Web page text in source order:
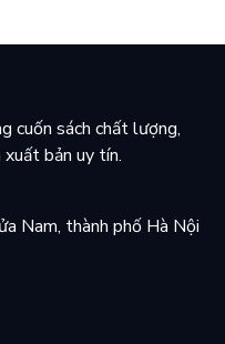
cuốn sách chất lượng,
bản uy tín.
Nam, thành phố Hà Nội